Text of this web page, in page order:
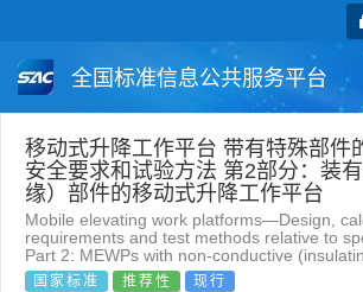
全国标准信息公共服务平台
国家标准 行业标准
团体标准 企业标准
国外标准 技术委员会
移动式升降工作平台 带有特殊部件
安全要求和试验方法 第2部分：装
缘）部件的移动式升降工作平台
Mobile elevating work platforms—Design,
requirements and test methods relative to
Part 2: MEWPs with non-conductive
国家标准 推荐性 现行